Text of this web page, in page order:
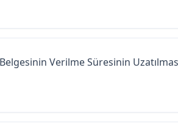
Verilme Süresinin